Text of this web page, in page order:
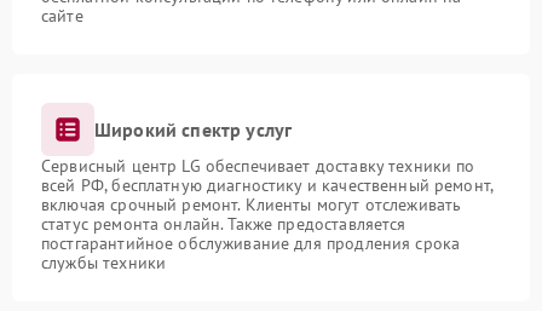
сайте
Широкий спектр услуг
Сервисный центр LG обеспечивает доставку техники по
всей РФ, бесплатную диагностику и качественный ремонт,
включая срочный ремонт. Клиенты могут отслеживать
статус ремонта онлайн. Также предоставляется
постгарантийное обслуживание для продления срока
службы техники